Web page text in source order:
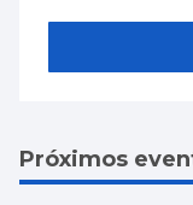
Próximos